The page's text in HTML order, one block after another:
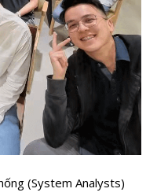
(System Analysts)